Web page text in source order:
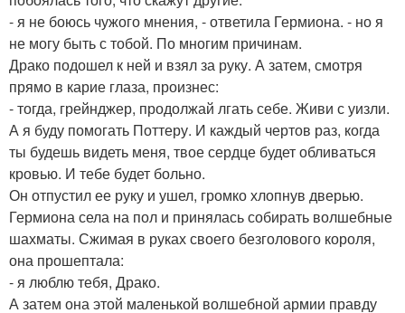
- я не боюсь чужого мнения, - ответила Гермиона. - но я
не могу быть с тобой. По многим причинам.
Драко подошел к ней и взял за руку. А затем, смотря
прямо в карие глаза, произнес:
- тогда, грейнджер, продолжай лгать себе. Живи с уизли.
А я буду помогать Поттеру. И каждый чертов раз, когда
ты будешь видеть меня, твое сердце будет обливаться
кровью. И тебе будет больно.
Он отпустил ее руку и ушел, громко хлопнув дверью.
Гермиона села на пол и принялась собирать волшебные
шахматы. Сжимая в руках своего безголового короля,
она прошептала:
- я люблю тебя, Драко.
А затем она этой маленькой волшебной армии правду